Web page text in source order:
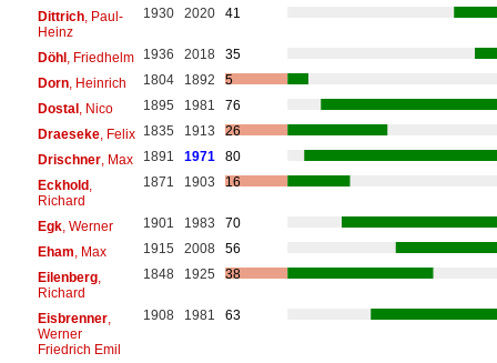
Dittrich, Paul-
Heinz
1930 2020 41
Döhl, Friedhelm 1936 2018
35
Dorn, Heinrich 1804 1892
5
Dostal, Nico 1895 1981
76
Draeseke, Felix 1835 1913
26
Drischner, Max 1891 1971
80
Eckhold,
Richard
1871 1903 16
Egk, Werner 1901 1983
70
Eham , Max 1915 2008
56
Eilenberg,
Richard
1848 1925 38
Eisbrenner,
Werner
Friedrich Emil
1908 1981 63